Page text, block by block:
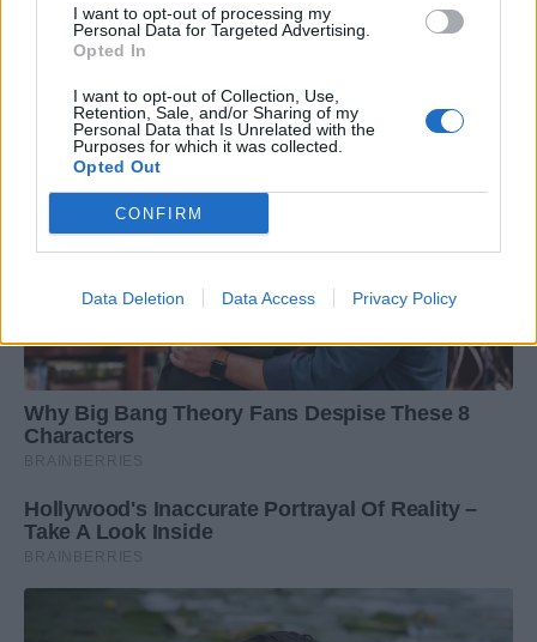
I want to opt-out of processing my
Personal Data for Targeted Advertising.
Opted In
I want to opt-out of Collection, Use,
Retention, Sale, and/or Sharing of my
Personal Data that Is Unrelated with the
Purposes for which it was collected.
Opted Out
CONFIRM
Data Deletion Data Access Privacy Policy